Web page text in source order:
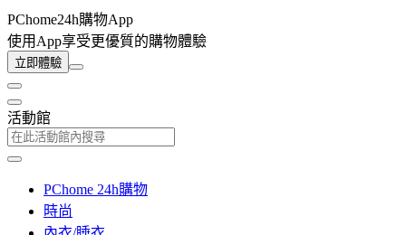
PChome24h購物App
使用App享受更優質的購物體驗
立即體驗
活動館
PChome 24h購物
時尚